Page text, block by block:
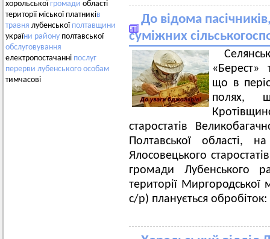
хорольськоїгромади області
території міської платників
травня лубенської полтавщини
україни району полтавської
обслуговування
електропостачанні послуг
перерви лубенського особам
тимчасові
До відома
суміжних
«Берест»
що в
полях,
старостатів
Полтавської області,
Ялосовецького
громади Лубенського
території Миргородської
с/р) планується обробіток: